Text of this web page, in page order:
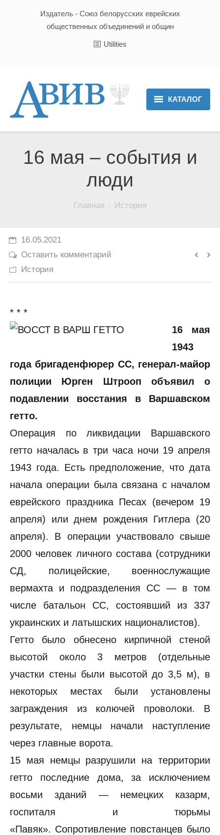
Издатель - Союз белорусских еврейских
общественных объединений и общин
Utilities
КАТАЛОГ
Юмор
16 мая – события и
люди
Главная История
16.05.2021
Оставить комментарий
История
* * *
16 мая
1943
года бригаденфюрер СС, генерал-майор
полиции Юрген Штрооп объявил о
подавлении восстания в Варшавском
гетто.
Операция по ликвидации Варшавского
гетто началась в три часа ночи 19 апреля
1943 года. Есть предположение, что дата
начала операции была связана с началом
еврейского праздника Песах (вечером 19
апреля) или днем рождения Гитлера (20
апреля). В операции участвовало свыше
2000 человек личного состава (сотрудники
СД, полицейские, военнослужащие
вермахта и подразделения СС — в том
числе батальон СС, состоявший из 337
украинских и латышских националистов).
Гетто было обнесено кирпичной стеной
высотой около 3 метров (отдельные
участки стены были высотой до 3,5 м), в
некоторых местах были установлены
заграждения из колючей проволоки. В
результате, немцы начали наступление
через главные ворота.
15 мая немцы разрушили на территории
гетто последние дома, за исключением
восьми зданий — немецких казарм,
госпиталя и тюрьмы
«Павяк». Сопротивление повстанцев было